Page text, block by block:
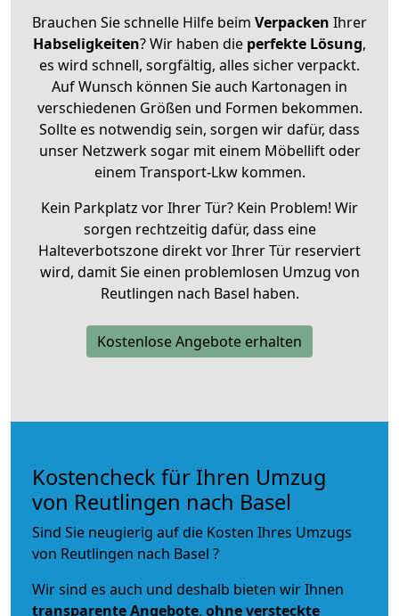
Brauchen Sie schnelle Hilfe beim Verpacken Ihrer
Habseligkeiten? Wir haben die perfekte Lösung,
es wird schnell, sorgfältig, alles sicher verpackt.
Auf Wunsch können Sie auch Kartonagen in
verschiedenen Größen und Formen bekommen.
Sollte es notwendig sein, sorgen wir dafür, dass
unser Netzwerk sogar mit einem Möbellift oder
einem Transport-Lkw kommen.
Kein Parkplatz vor Ihrer Tür? Kein Problem! Wir
sorgen rechtzeitig dafür, dass eine
Halteverbotszone direkt vor Ihrer Tür reserviert
wird, damit Sie einen problemlosen Umzug von
Reutlingen nach Basel haben.
Kostenlose Angebote erhalten
Kostencheck für Ihren Umzug
von Reutlingen nach Basel
Sind Sie neugierig auf die Kosten Ihres Umzugs
von Reutlingen nach Basel ?
Wir sind es auch und deshalb bieten wir Ihnen
transparente Angebote, ohne versteckte